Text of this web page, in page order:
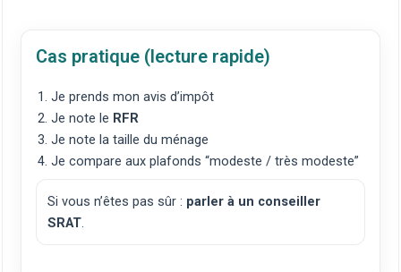
Cas pratique (lecture rapide)
Je prends mon avis d’impôt
Je note le RFR
Je note la taille du ménage
Je compare aux plafonds “modeste / très modeste”
Si vous n’êtes pas sûr : parler à un conseiller
SRAT.